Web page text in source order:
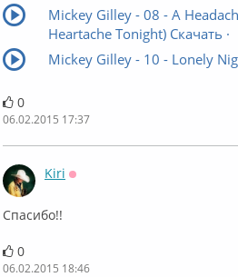
Mickey Gilley - 08 - A
Heartache Tonight) Скачать ·
Mickey Gilley - 10 - Lonely
0
06.02.2015 17:37
Kiri
Спасибо!!
0
06.02.2015 18:46